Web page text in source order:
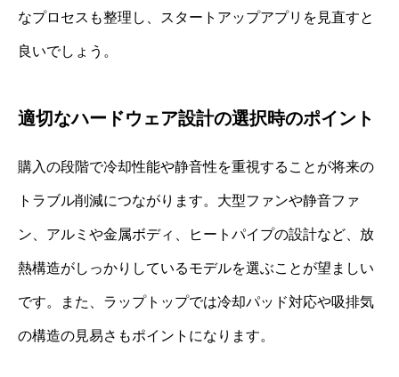
なプロセスも整理し、スタートアップアプリを見直すと
良いでしょう。
適切なハードウェア設計の選択時のポイント
購入の段階で冷却性能や静音性を重視することが将来の
トラブル削減につながります。大型ファンや静音ファ
ン、アルミや金属ボディ、ヒートパイプの設計など、放
熱構造がしっかりしているモデルを選ぶことが望ましい
です。また、ラップトップでは冷却パッド対応や吸排気
の構造の見易さもポイントになります。